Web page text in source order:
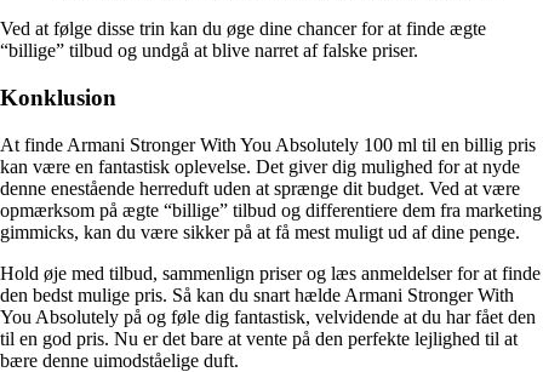
Ved at følge disse trin kan du øge dine chancer for at finde ægte
“billige” tilbud og undgå at blive narret af falske priser.
Konklusion
At finde Armani Stronger With You Absolutely 100 ml til en billig pris
kan være en fantastisk oplevelse. Det giver dig mulighed for at nyde
denne enestående herreduft uden at sprænge dit budget. Ved at være
opmærksom på ægte “billige” tilbud og differentiere dem fra marketing
gimmicks, kan du være sikker på at få mest muligt ud af dine penge.
Hold øje med tilbud, sammenlign priser og læs anmeldelser for at finde
den bedst mulige pris. Så kan du snart hælde Armani Stronger With
You Absolutely på og føle dig fantastisk, velvidende at du har fået den
til en god pris. Nu er det bare at vente på den perfekte lejlighed til at
bære denne uimodståelige duft.